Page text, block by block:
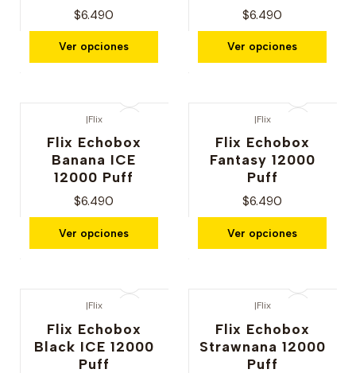
$6.490
Ver opciones
$6.490
Ver opciones
|Flix
Flix Echobox
Banana ICE
12000 Puff
$6.490
Ver opciones
|Flix
Flix Echobox
Fantasy 12000
Puff
$6.490
Ver opciones
|Flix
Flix Echobox
Black ICE 12000
Puff
|Flix
Flix Echobox
Strawnana 12000
Puff